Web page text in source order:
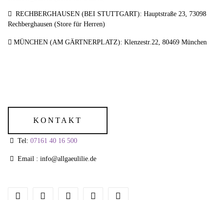
RECHBERGHAUSEN (BEI STUTTGART): Hauptstraße 23, 73098
Rechberghausen (Store für Herren)
MÜNCHEN (AM GÄRTNERPLATZ): Klenzestr.22, 80469 München
KONTAKT
Tel: 07161 40 16 500
Email : info@allgaeulilie.de